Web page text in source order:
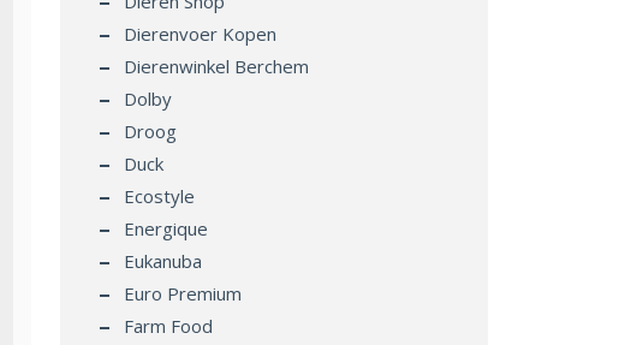
Dierenvoer Kopen
Dierenwinkel Berchem
Dolby
Droog
Duck
Ecostyle
Energique
Eukanuba
Euro Premium
Farm Food